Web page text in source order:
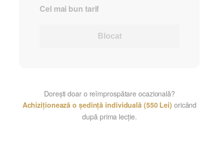
Cel mai bun tarif
Blocat
Dorești doar o reîmprospătare ocazională?
Achiziționează o ședință individuală (550 Lei) oricând
după prima lecție.